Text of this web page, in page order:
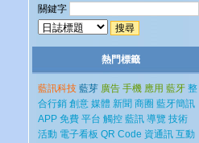
關鍵字
熱門標籤
藍訊科技 藍芽 廣告 手機 應用 藍牙 整
合行銷 創意 媒體 新聞 商圈 藍牙簡訊
APP 免費 平台 觸控 藍訊 導覽 技術
活動 電子看板 QR Code 資通訊 互動